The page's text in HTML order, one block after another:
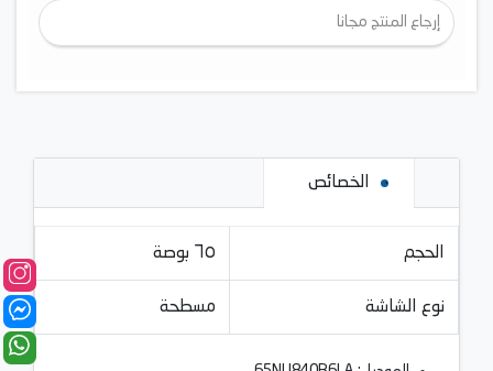
إرجاع المنتج مجانا
الخصائص
الحجم ٦٥ بوصة
نوع الشاشة مسطحة